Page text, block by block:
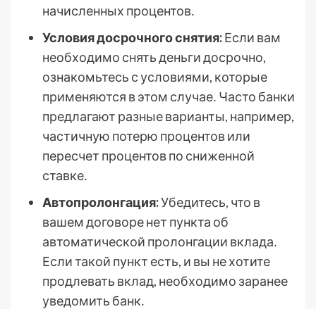
начисленных процентов․
Условия досрочного снятия:Если вам
необходимо снять деньги досрочно,
ознакомьтесь с условиями, которые
применяются в этом случае․ Часто банки
предлагают разные варианты, например,
частичную потерю процентов или
пересчет процентов по сниженной
ставке․
Автопролонгация:Убедитесь, что в
вашем договоре нет пункта об
автоматической пролонгации вклада․
Если такой пункт есть, и вы не хотите
продлевать вклад, необходимо заранее
уведомить банк․